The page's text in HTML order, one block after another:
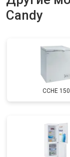
Замена
Candy
CCHE 150